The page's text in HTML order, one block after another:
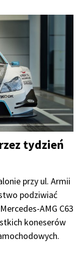
tydzień
przy ul. Armii
podziwiać
AMG C63
koneserów